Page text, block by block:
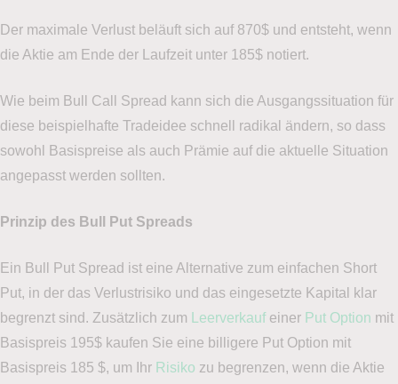
Der maximale Verlust beläuft sich auf 870$ und entsteht, wenn
die Aktie am Ende der Laufzeit unter 185$ notiert.
Wie beim Bull Call Spread kann sich die Ausgangssituation für
diese beispielhafte Tradeidee schnell radikal ändern, so dass
sowohl Basispreise als auch Prämie auf die aktuelle Situation
angepasst werden sollten.
Prinzip des Bull Put Spreads
Ein Bull Put Spread ist eine Alternative zum einfachen Short
Put, in der das Verlustrisiko und das eingesetzte Kapital klar
begrenzt sind. Zusätzlich zum
Leerverkaufeiner Put Option mit
Basispreis 195$ kaufen Sie eine billigere Put Option mit
Basispreis 185 $, um Ihr Risiko zu begrenzen, wenn die Aktie